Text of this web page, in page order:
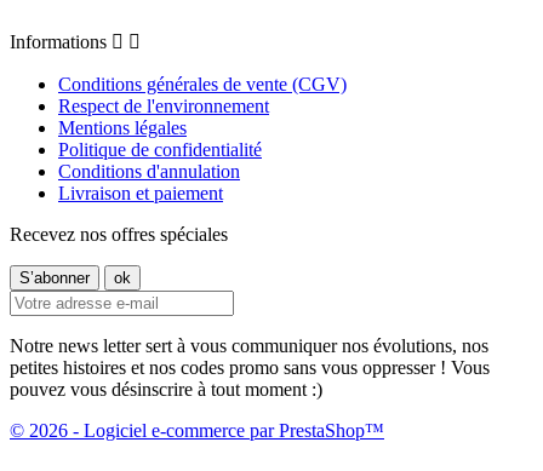
Informations  
Conditions générales de vente (CGV)
Respect de l'environnement
Mentions légales
Politique de confidentialité
Conditions d'annulation
Livraison et paiement
Recevez nos offres spéciales
Notre news letter sert à vous communiquer nos évolutions, nos
petites histoires et nos codes promo sans vous oppresser ! Vous
pouvez vous désinscrire à tout moment :)
© 2026 - Logiciel e-commerce par PrestaShop™